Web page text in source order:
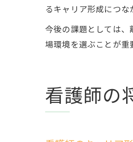
るキャリア形成につな
今後の課題としては
場環境を選ぶことが重
看護師の